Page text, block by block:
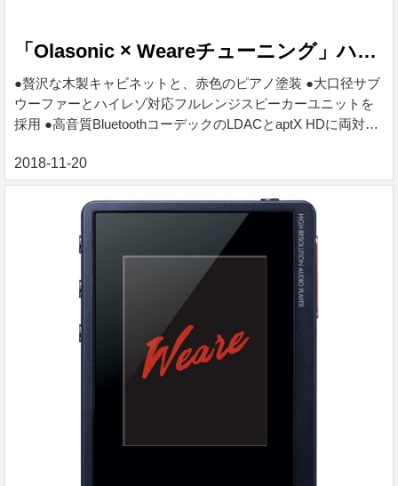
「Olasonic × Weareチューニング」ハイレゾ対応Bluetoothスピーカー
●贅沢な木製キャビネットと、赤色のピアノ塗装 ●大口径サブ
ウーファーとハイレゾ対応フルレンジスピーカーユニットを
採用 ●高音質BluetoothコーデックのLDACとaptX HDに両対応
音源もデジタル処理により高音質化 ●Weare監修による音質チ
ューニング ◆Olasonic事業終了に伴い、2023年8月31日修理
サポート終了 Bluetoothでハイレゾサウンドをお楽しみいただ
ける特性を兼ね備えています。 発売日時 2018/11/20 19:00〜
価格 ¥ 35,640 税込 ※ご購入手続きは下記バナーよりお進みく